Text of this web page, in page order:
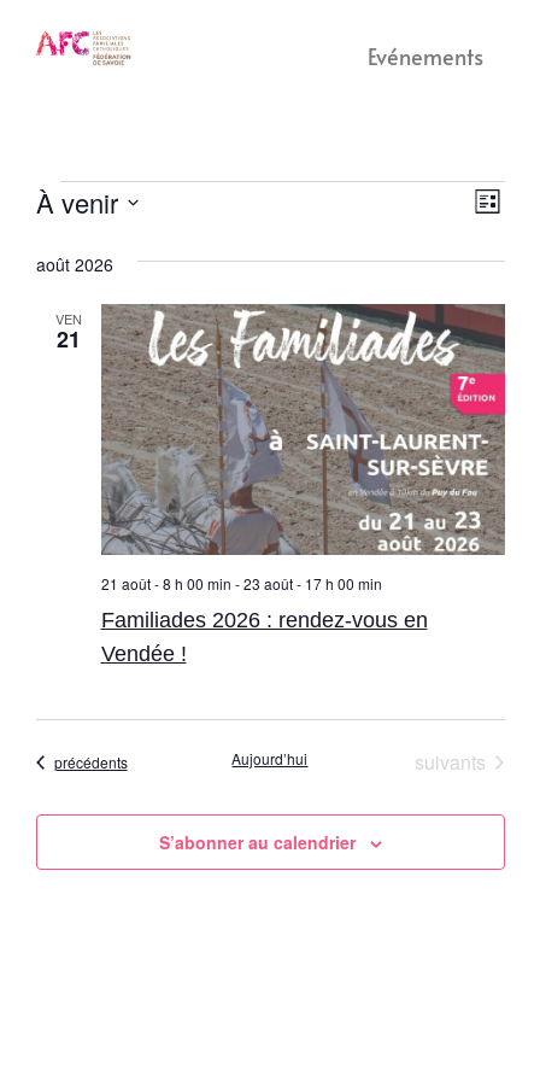
Evénements
par
Liste
À venir
date.
août 2026
VEN
21
Familiades 2026 : rendez-vous en
Vendée !
21 août - 8 h 00 min -23 août - 17 h 00 min
Évènements
précédents Aujourd’hui Évènements
suivants
S’abonner au calendrier